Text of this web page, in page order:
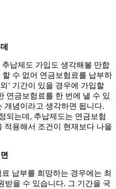
납제도 가입도 생각해볼 만합
수 없어 연금보험료를 납부하
’ 기간이 있을 경우에 가입할
연금보험료를 한 번에 낼 수 있
개념이라고 생각하면 됩니다.
되는데, 추납제도는 연금보험
적용해서 조건이 현재보다 나을
납부를 희망하는 경우에는 최
받을 수 있습니다. 그 기간을 국